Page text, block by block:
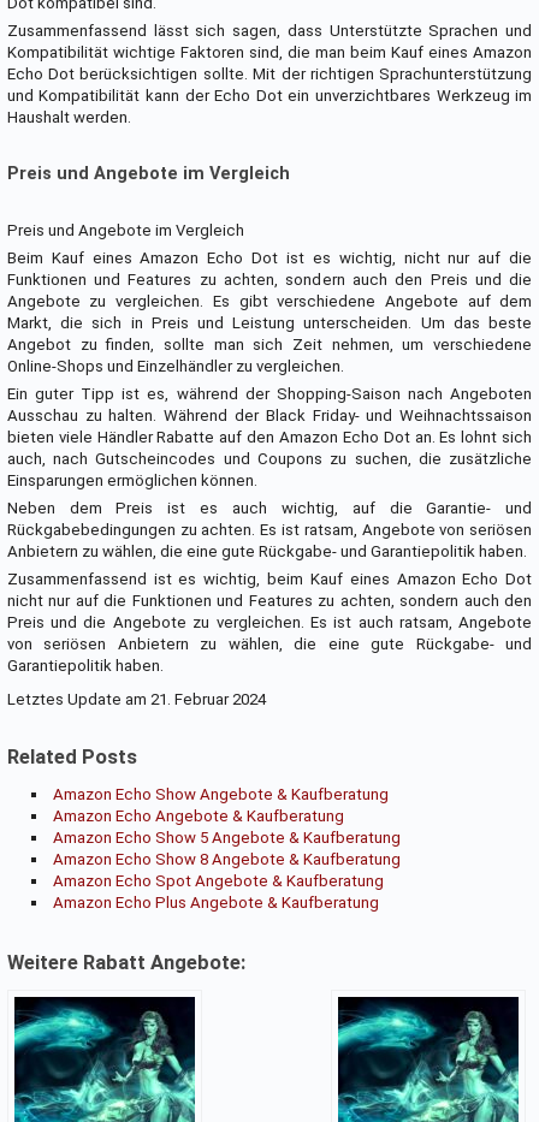
Zusammenfassend lässt sich sagen, dass Unterstützte Sprachen und
Kompatibilität wichtige Faktoren sind, die man beim Kauf eines Amazon
Echo Dot berücksichtigen sollte. Mit der richtigen Sprachunterstützung
und Kompatibilität kann der Echo Dot ein unverzichtbares Werkzeug im
Haushalt werden.
Preis und Angebote im Vergleich
Preis und Angebote im Vergleich
Beim Kauf eines Amazon Echo Dot ist es wichtig, nicht nur auf die
Funktionen und Features zu achten, sondern auch den Preis und die
Angebote zu vergleichen. Es gibt verschiedene Angebote auf dem
Markt, die sich in Preis und Leistung unterscheiden. Um das beste
Angebot zu finden, sollte man sich Zeit nehmen, um verschiedene
Online-Shops und Einzelhändler zu vergleichen.
Ein guter Tipp ist es, während der Shopping-Saison nach Angeboten
Ausschau zu halten. Während der Black Friday- und Weihnachtssaison
bieten viele Händler Rabatte auf den Amazon Echo Dot an. Es lohnt sich
auch, nach Gutscheincodes und Coupons zu suchen, die zusätzliche
Einsparungen ermöglichen können.
Neben dem Preis ist es auch wichtig, auf die Garantie- und
Rückgabebedingungen zu achten. Es ist ratsam, Angebote von seriösen
Anbietern zu wählen, die eine gute Rückgabe- und Garantiepolitik haben.
Zusammenfassend ist es wichtig, beim Kauf eines Amazon Echo Dot
nicht nur auf die Funktionen und Features zu achten, sondern auch den
Preis und die Angebote zu vergleichen. Es ist auch ratsam, Angebote
von seriösen Anbietern zu wählen, die eine gute Rückgabe- und
Garantiepolitik haben.
Letztes Update am 21. Februar 2024
Related Posts
Amazon Echo Show Angebote & Kaufberatung
Amazon Echo Angebote & Kaufberatung
Amazon Echo Show 5 Angebote & Kaufberatung
Amazon Echo Show 8 Angebote & Kaufberatung
Amazon Echo Spot Angebote & Kaufberatung
Amazon Echo Plus Angebote & Kaufberatung
Weitere Rabatt Angebote: